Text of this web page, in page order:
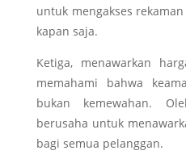
untuk mengakses
kapan saja.
Ketiga, menawarkan
memahami bahwa
bukan kemewahan.
berusaha untuk
bagi semua pelanggan.